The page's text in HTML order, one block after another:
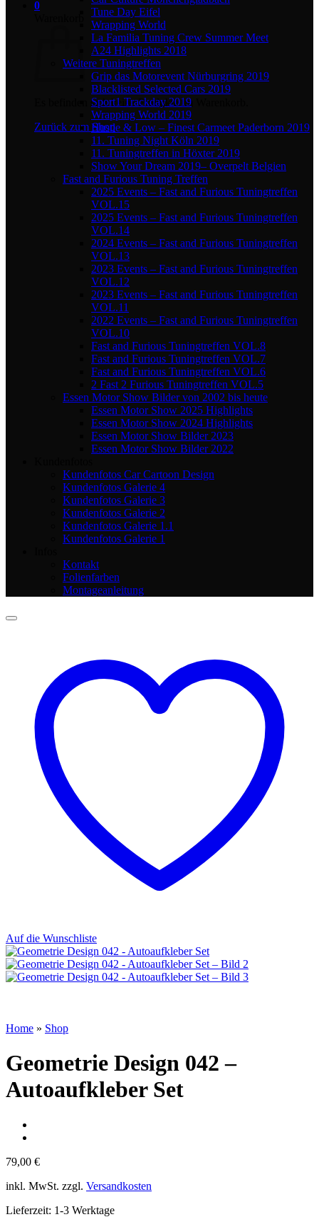
0
Es befinden sich keine Produkte im Warenkorb.
Zurück zum Shop
Tune Day Eifel
Wrapping World
La Familia Tuning Crew Summer Meet
A24 Highlights 2018
Weitere Tuningtreffen
Grip das Motorevent Nürburgring 2019
Blacklisted Selected Cars 2019
Sport1 Trackday 2019
Wrapping World 2019
Hustle & Low – Finest Carmeet Paderborn 2019
11. Tuning Night Köln 2019
11. Tuningtreffen in Höxter 2019
Show Your Dream 2019– Overpelt Belgien
Fast and Furious Tuning Treffen
2025 Events – Fast and Furious Tuningtreffen
VOL.15
2025 Events – Fast and Furious Tuningtreffen
VOL.14
2024 Events – Fast and Furious Tuningtreffen
VOL.13
2023 Events – Fast and Furious Tuningtreffen
VOL.12
2023 Events – Fast and Furious Tuningtreffen
VOL.11
2022 Events – Fast and Furious Tuningtreffen
VOL.10
Fast and Furious Tuningtreffen VOL.8
Fast and Furious Tuningtreffen VOL.7
Fast and Furious Tuningtreffen VOL.6
2 Fast 2 Furious Tuningtreffen VOL.5
Essen Motor Show Bilder von 2002 bis heute
Essen Motor Show 2025 Highlights
Essen Motor Show 2024 Highlights
Essen Motor Show Bilder 2023
Essen Motor Show Bilder 2022
Kundenfotos Car Cartoon Design
Kundenfotos Galerie 4
Kundenfotos Galerie 3
Kundenfotos Galerie 2
Kundenfotos Galerie 1.1
Kundenfotos Galerie 1
Kontakt
Folienfarben
Montageanleitung
Auf die Wunschliste
Home » Shop
Geometrie Design 042 –
Autoaufkleber Set
79,00 €
inkl. MwSt. zzgl. Versandkosten
Lieferzeit: 1-3 Werktage